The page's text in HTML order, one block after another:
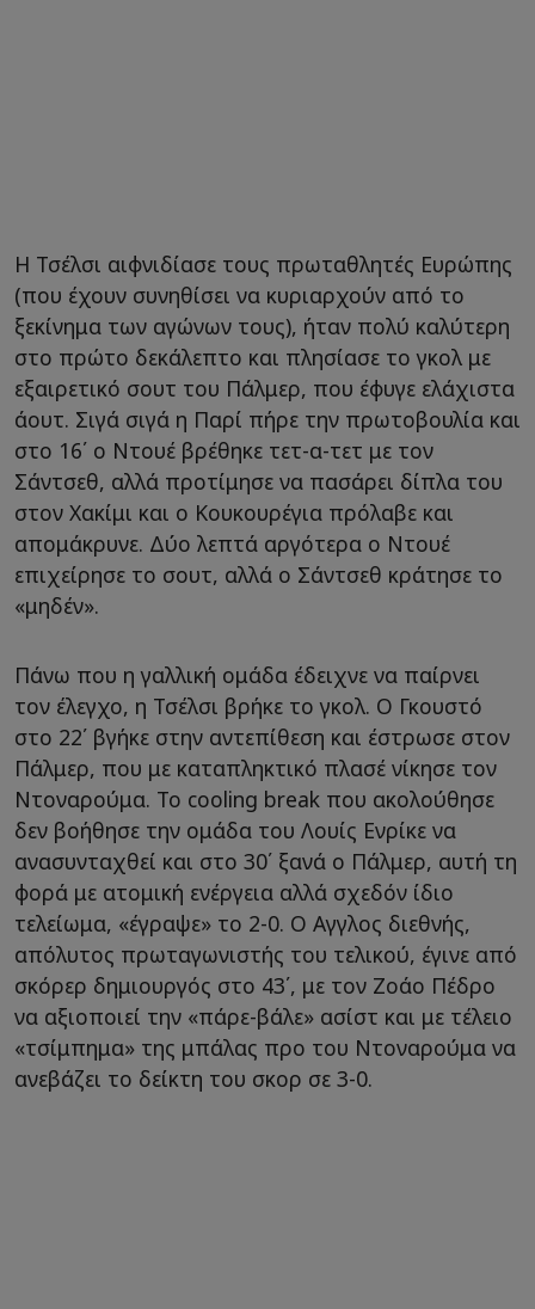
Η Τσέλσι αιφνιδίασε τους πρωταθλητές Ευρώπης
(που έχουν συνηθίσει να κυριαρχούν από το
ξεκίνημα των αγώνων τους), ήταν πολύ καλύτερη
στο πρώτο δεκάλεπτο και πλησίασε το γκολ με
εξαιρετικό σουτ του Πάλμερ, που έφυγε ελάχιστα
άουτ. Σιγά σιγά η Παρί πήρε την πρωτοβουλία και
στο 16΄ ο Ντουέ βρέθηκε τετ-α-τετ με τον
Σάντσεθ, αλλά προτίμησε να πασάρει δίπλα του
στον Χακίμι και ο Κουκουρέγια πρόλαβε και
απομάκρυνε. Δύο λεπτά αργότερα ο Ντουέ
επιχείρησε το σουτ, αλλά ο Σάντσεθ κράτησε το
«μηδέν».
Πάνω που η γαλλική ομάδα έδειχνε να παίρνει
τον έλεγχο, η Τσέλσι βρήκε το γκολ. Ο Γκουστό
στο 22΄ βγήκε στην αντεπίθεση και έστρωσε στον
Πάλμερ, που με καταπληκτικό πλασέ νίκησε τον
Ντοναρούμα. Το cooling break που ακολούθησε
δεν βοήθησε την ομάδα του Λουίς Ενρίκε να
ανασυνταχθεί και στο 30΄ ξανά ο Πάλμερ, αυτή τη
φορά με ατομική ενέργεια αλλά σχεδόν ίδιο
τελείωμα, «έγραψε» το 2-0. Ο Αγγλος διεθνής,
απόλυτος πρωταγωνιστής του τελικού, έγινε από
σκόρερ δημιουργός στο 43΄, με τον Ζοάο Πέδρο
να αξιοποιεί την «πάρε-βάλε» ασίστ και με τέλειο
«τσίμπημα» της μπάλας προ του Ντοναρούμα να
ανεβάζει το δείκτη του σκορ σε 3-0.